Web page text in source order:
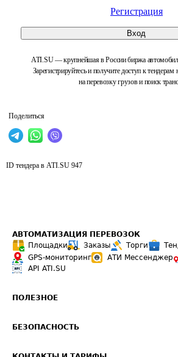
Регистрация
Вход
ATI.SU — крупнейшая в России биржа
Зарегистрируйтесь и получите доступ к тендерам
на перевозку грузов и поиск
Поделиться
ID тендера в ATI.SU 947
АВТОМАТИЗАЦИЯ ПЕРЕВОЗОК
Площадки
Заказы Торги
GPS-мониторинг
АТИ Мессенджер
API ATI.SU
ПОЛЕЗНОЕ
Звезды ATI.SU на вашем сайте
БЕЗОПАСНОСТЬ